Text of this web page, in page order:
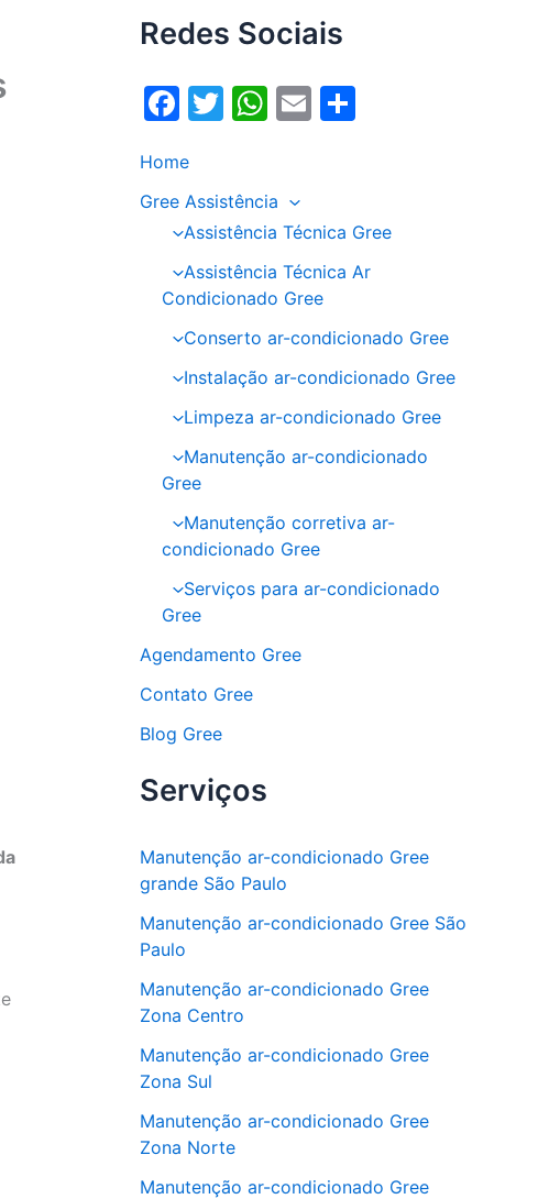
Redes Sociais
F
c
e
b
o
o
k
T
er
W
s
A
p
p
E
Home
Gree Assistência
Assistência Técnica Gree
Assistência Técnica Ar
Condicionado Gree
Conserto ar-condicionado Gree
Instalação ar-condicionado Gree
Limpeza ar-condicionado Gree
Manutenção ar-condicionado
Gree
Manutenção corretiva ar-
condicionado Gree
Serviços para ar-condicionado
Gree
Agendamento Gree
Contato Gree
Blog Gree
Serviços
Manutenção ar-condicionado Gree
grande São Paulo
Manutenção ar-condicionado Gree São
Paulo
Manutenção ar-condicionado Gree
Zona Centro
Manutenção ar-condicionado Gree
Zona Sul
Manutenção ar-condicionado Gree
Zona Norte
Manutenção ar-condicionado Gree